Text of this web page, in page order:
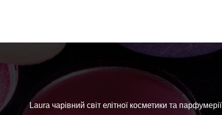
Laura чарівний світ елітної косметики та парфумерії